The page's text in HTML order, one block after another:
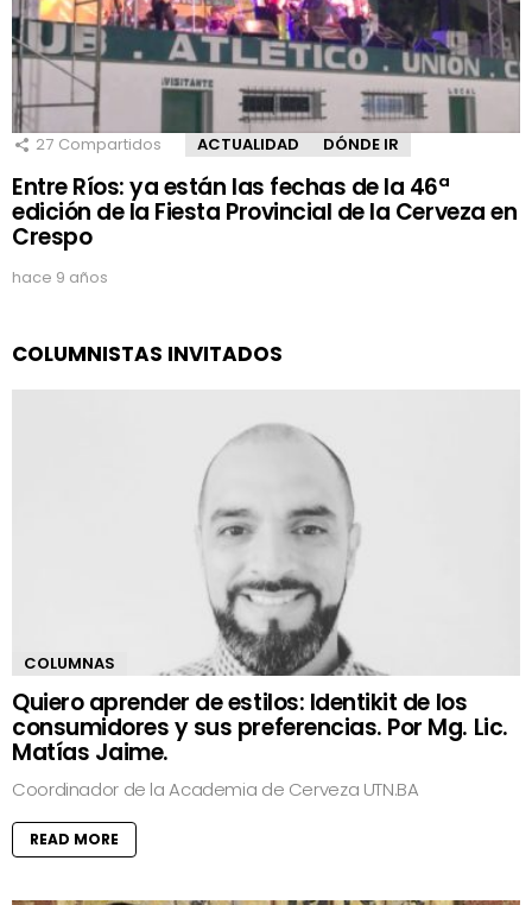
27 Compartidos ACTUALIDAD DÓNDE IR
Entre Ríos: ya están las fechas de la 46ª
edición de la Fiesta Provincial de la Cerveza en
Crespo
hace 9 años
COLUMNISTAS INVITADOS
COLUMNAS
Quiero aprender de estilos: Identikit de los
consumidores y sus preferencias. Por Mg. Lic.
Matías Jaime.
Coordinador de la Academia de Cerveza UTN.BA
READ MORE